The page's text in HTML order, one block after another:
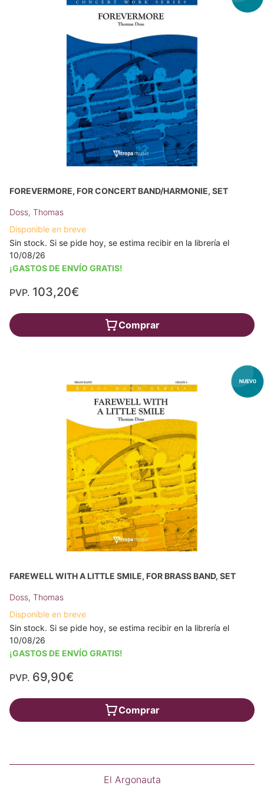
FOREVERMORE, FOR CONCERT BAND/HARMONIE, SET
Doss, Thomas
Disponible en breve
Sin stock. Si se pide hoy, se estima recibir en la librería el
10/08/26
¡GASTOS DE ENVÍO GRATIS!
PVP. 103,20€
Comprar
FAREWELL WITH A LITTLE SMILE, FOR BRASS BAND, SET
Doss, Thomas
Disponible en breve
Sin stock. Si se pide hoy, se estima recibir en la librería el
10/08/26
¡GASTOS DE ENVÍO GRATIS!
PVP. 69,90€
Comprar
El Argonauta